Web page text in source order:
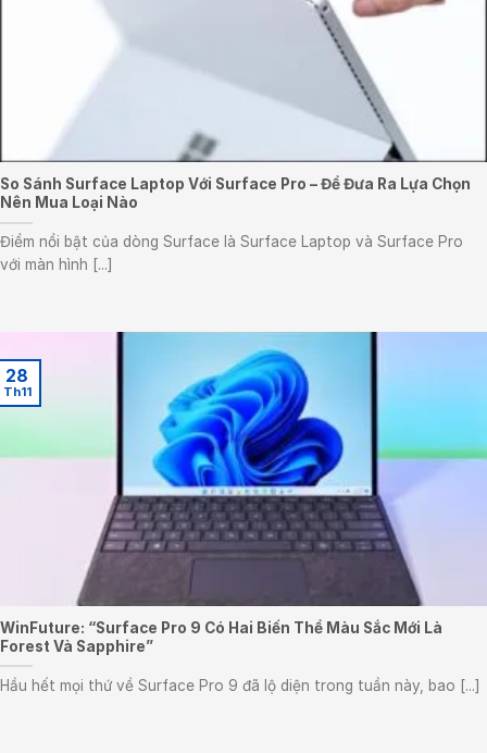
So Sánh Surface Laptop Với Surface Pro – Để Đưa Ra Lựa Chọn
Nên Mua Loại Nào
Điểm nổi bật của dòng Surface là Surface Laptop và Surface Pro
với màn hình [...]
WinFuture: “Surface Pro 9 Có Hai Biến Thể Màu Sắc Mới Là
Forest Và Sapphire”
Hầu hết mọi thứ về Surface Pro 9 đã lộ diện trong tuần này, bao [...]
28
Th11